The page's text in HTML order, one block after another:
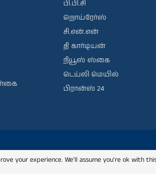
பி.பி.சி
றொய்ரேர்ஸ்
சி.என்.என்
தி கார்டியன்
நியூஸ் ஸ்கை
டெய்லி மெயில்
பிரான்ஸ் 24
your experience. We'll assume you're ok with